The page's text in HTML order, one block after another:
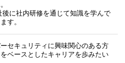
に社内研修を通じて知識を学んで
す。
ーセキュリティに興味関心のある方
をベースとしたキャリアを歩みたい